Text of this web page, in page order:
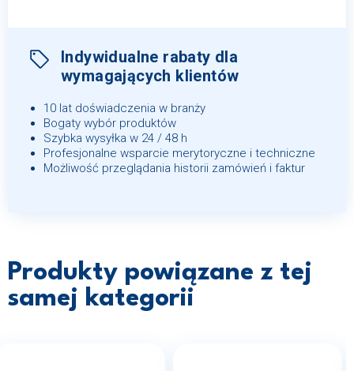
Indywidualne rabaty dla
wymagających klientów
10 lat doświadczenia w branży
Bogaty wybór produktów
Szybka wysyłka w 24 / 48 h
Profesjonalne wsparcie merytoryczne i techniczne
Możliwość przeglądania historii zamówień i faktur
Produkty powiązane z tej
samej kategorii